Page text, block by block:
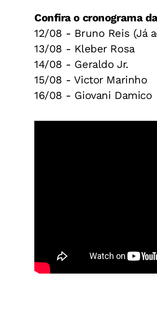
Confira o cronograma
12/08 - Bruno Reis (Já
13/08 - Kleber Rosa
14/08 - Geraldo Jr.
15/08 - Victor Marinho
16/08 - Giovani Damico